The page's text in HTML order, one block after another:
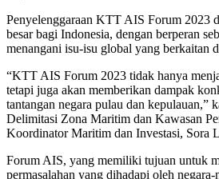
Penyelenggaraan KTT AIS Forum 2023
besar bagi Indonesia, dengan berperan
menangani isu-isu global yang berkaitan
“KTT AIS Forum 2023 tidak hanya
tetapi juga akan memberikan dampak
tantangan negara pulau dan kepulauan,”
Delimitasi Zona Maritim dan Kawasan
Koordinator Maritim dan Investasi, Sora
Forum AIS, yang memiliki tujuan untuk
permasalahan yang dihadapi oleh negara-